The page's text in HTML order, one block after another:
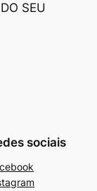
SEU
sociais